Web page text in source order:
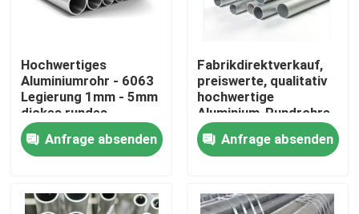
Hochwertiges
Aluminiumrohr - 6063
Legierung 1mm - 5mm
dickes rundes
Aluminiumrohr für den
Hochbau
Anfrage absenden
Fabrikdirektverkauf,
preiswerte, qualitativ
hochwertige
Aluminium-Rundrohre
der Serie 3003 für den
Außenbereich
Anfrage absenden